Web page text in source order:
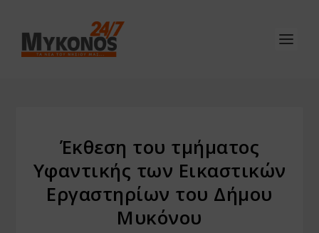
Έκθεση του τμήματος
Υφαντικής των Εικαστικών
Εργαστηρίων του Δήμου
Μυκόνου